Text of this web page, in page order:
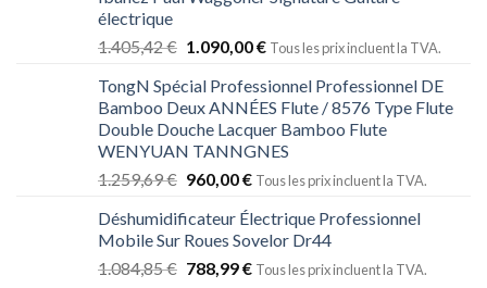
électrique
1.405,42€ 1.090,00€ Tous les prix incluent la TVA.
TongN Spécial Professionnel Professionnel DE
Bamboo Deux ANNÉES Flute / 8576 Type Flute
Double Douche Lacquer Bamboo Flute
WENYUAN TANNGNES
1.259,69€ 960,00€ Tous les prix incluent la TVA.
Déshumidificateur Électrique Professionnel
Mobile Sur Roues Sovelor Dr44
1.084,85€ 788,99€ Tous les prix incluent la TVA.